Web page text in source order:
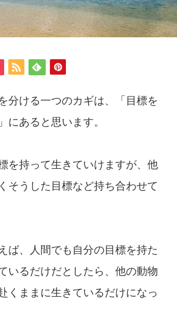
分ける一つのカギは、「目標を
にあると思います。
を持って生きていけますが、他
そうした目標など持ち合わせて
ば、人間でも自分の目標を持た
いるだけだとしたら、他の動物
くままに生きているだけになっ